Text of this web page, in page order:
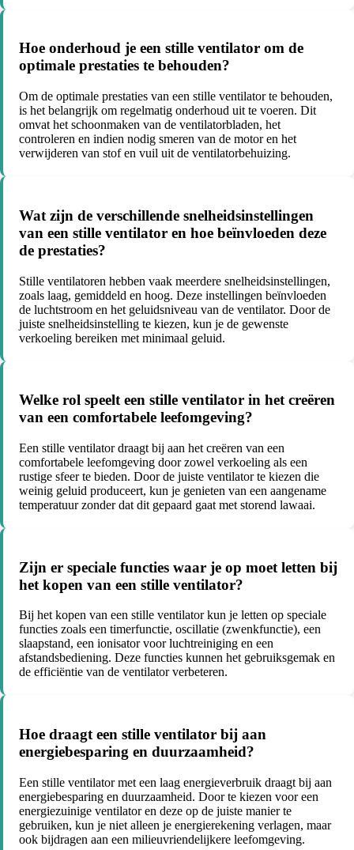
Hoe onderhoud je een stille ventilator om de
optimale prestaties te behouden?
Om de optimale prestaties van een stille ventilator te behouden,
is het belangrijk om regelmatig onderhoud uit te voeren. Dit
omvat het schoonmaken van de ventilatorbladen, het
controleren en indien nodig smeren van de motor en het
verwijderen van stof en vuil uit de ventilatorbehuizing.
Wat zijn de verschillende snelheidsinstellingen
van een stille ventilator en hoe beïnvloeden deze
de prestaties?
Stille ventilatoren hebben vaak meerdere snelheidsinstellingen,
zoals laag, gemiddeld en hoog. Deze instellingen beïnvloeden
de luchtstroom en het geluidsniveau van de ventilator. Door de
juiste snelheidsinstelling te kiezen, kun je de gewenste
verkoeling bereiken met minimaal geluid.
Welke rol speelt een stille ventilator in het creëren
van een comfortabele leefomgeving?
Een stille ventilator draagt bij aan het creëren van een
comfortabele leefomgeving door zowel verkoeling als een
rustige sfeer te bieden. Door de juiste ventilator te kiezen die
weinig geluid produceert, kun je genieten van een aangename
temperatuur zonder dat dit gepaard gaat met storend lawaai.
Zijn er speciale functies waar je op moet letten bij
het kopen van een stille ventilator?
Bij het kopen van een stille ventilator kun je letten op speciale
functies zoals een timerfunctie, oscillatie (zwenkfunctie), een
slaapstand, een ionisator voor luchtreiniging en een
afstandsbediening. Deze functies kunnen het gebruiksgemak en
de efficiëntie van de ventilator verbeteren.
Hoe draagt een stille ventilator bij aan
energiebesparing en duurzaamheid?
Een stille ventilator met een laag energieverbruik draagt bij aan
energiebesparing en duurzaamheid. Door te kiezen voor een
energiezuinige ventilator en deze op de juiste manier te
gebruiken, kun je niet alleen je energierekening verlagen, maar
ook bijdragen aan een milieuvriendelijkere leefomgeving.